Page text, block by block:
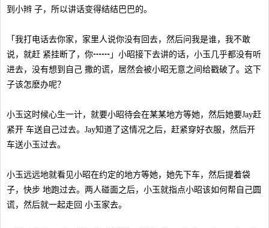
到小辫 子，所以讲话变得结结巴巴的。
「我打电话去你家，家里人说你没有回去，然后问我是谁，我不敢
说，就赶 紧挂断了，你┅┅」小昭接下去讲的话，小玉几乎都没有听
进去，没有想到自己 撒的谎，居然会被小昭无意之间给戳破了。这下
子该怎麽办呢？
小玉这时候心生一计，就要小昭待会在某某地方等她，然后她要Jay赶
紧开 车送自己过去。Jay知道了这情况之后，赶紧穿好衣服，然后开
车送小玉过去。
小玉远远地就看见小昭在约定的地方等她，她先下车，然后提着袋
子，快步 地跑过去。两人碰面之后，小玉就指点小昭该如何帮自己圆
谎，然后就一起走回 小玉家去。